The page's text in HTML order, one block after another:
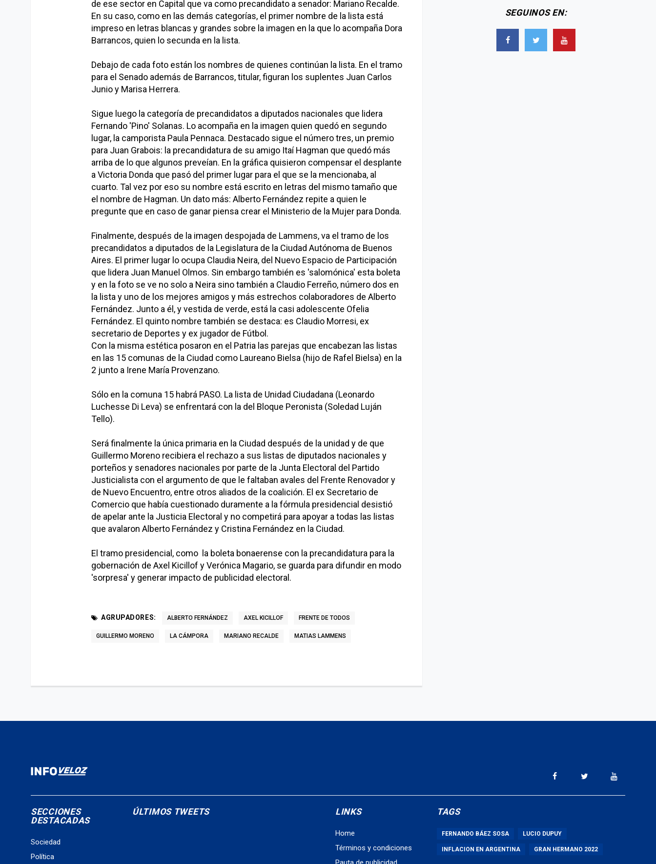
de ese sector en Capital que va como precandidato a senador: Mariano Recalde.
En su caso, como en las demás categorías, el primer nombre de la lista está
impreso en letras blancas y grandes sobre la imagen en la que lo acompaña Dora
Barrancos, quien lo secunda en la lista.
Debajo de cada foto están los nombres de quienes continúan la lista. En el tramo
para el Senado además de Barrancos, titular, figuran los suplentes Juan Carlos
Junio y Marisa Herrera.
Sigue luego la categoría de precandidatos a diputados nacionales que lidera
Fernando 'Pino' Solanas. Lo acompaña en la imagen quien quedó en segundo
lugar, la camporista Paula Pennaca. Destacado sigue el número tres, un premio
para Juan Grabois: la precandidatura de su amigo Itaí Hagman que quedó más
arriba de lo que algunos preveían. En la gráfica quisieron compensar el desplante
a Victoria Donda que pasó del primer lugar para el que se la mencionaba, al
cuarto. Tal vez por eso su nombre está escrito en letras del mismo tamaño que
el nombre de Hagman. Un dato más: Alberto Fernández repite a quien le
pregunte que en caso de ganar piensa crear el Ministerio de la Mujer para Donda.
Finalmente, después de la imagen despojada de Lammens, va el tramo de los
precandidatos a diputados de la Legislatura de la Ciudad Autónoma de Buenos
Aires. El primer lugar lo ocupa Claudia Neira, del Nuevo Espacio de Participación
que lidera Juan Manuel Olmos. Sin embargo también es 'salomónica' esta boleta
y en la foto se ve no solo a Neira sino también a Claudio Ferreño, número dos en
la lista y uno de los mejores amigos y más estrechos colaboradores de Alberto
Fernández. Junto a él, y vestida de verde, está la casi adolescente Ofelia
Fernández. El quinto nombre también se destaca: es Claudio Morresi, ex
secretario de Deportes y ex jugador de Fútbol.
Con la misma estética posaron en el Patria las parejas que encabezan las listas
en las 15 comunas de la Ciudad como Laureano Bielsa (hijo de Rafel Bielsa) en la
2 junto a Irene María Provenzano.
Sólo en la comuna 15 habrá PASO. La lista de Unidad Ciudadana (Leonardo
Luchesse Di Leva) se enfrentará con la del Bloque Peronista (Soledad Luján
Tello).
Será finalmente la única primaria en la Ciudad después de la unidad y de que
Guillermo Moreno recibiera el rechazo a sus listas de diputados nacionales y
porteños y senadores nacionales por parte de la Junta Electoral del Partido
Justicialista con el argumento de que le faltaban avales del Frente Renovador y
de Nuevo Encuentro, entre otros aliados de la coalición. El ex Secretario de
Comercio que había cuestionado duramente a la fórmula presidencial desistió
de apelar ante la Justicia Electoral y no competirá para apoyar a todas las listas
que avalaron Alberto Fernández y Cristina Fernández en la Ciudad.
El tramo presidencial, como la boleta bonaerense con la precandidatura para la
gobernación de Axel Kicillof y Verónica Magario, se guarda para difundir en modo
'sorpresa' y generar impacto de publicidad electoral.
AGRUPADORES: ALBERTO FERNÁNDEZ AXEL KICILLOF FRENTE DE TODOS
GUILLERMO MORENO LA CÁMPORA MARIANO RECALDE MATIAS LAMMENS
SEGUINOS EN:
SECCIONES
DESTACADAS
Sociedad
Política
ÚLTIMOS TWEETS LINKS
Home
Términos y condiciones
TAGS
FERNANDO BÁEZ SOSA LUCIO DUPUY
INFLACION EN ARGENTINA GRAN HERMANO 2022